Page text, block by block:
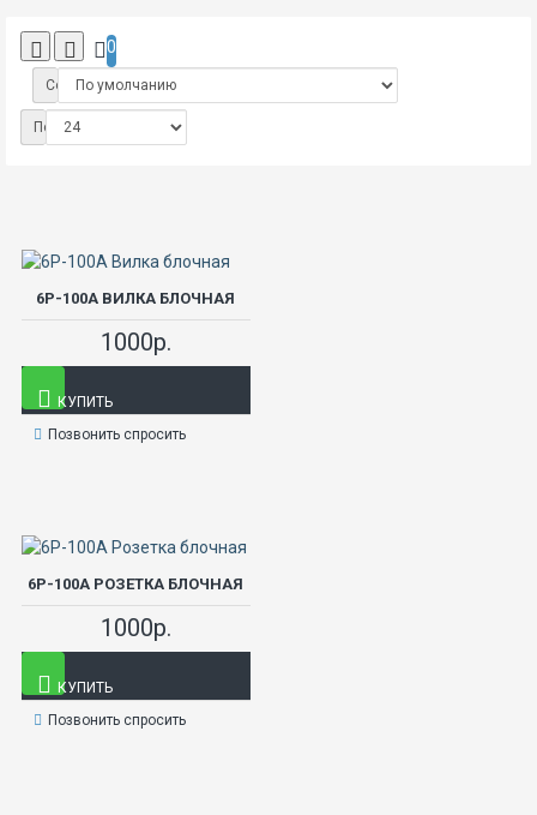
0
Сортировка:
Показать:
6Р-100А ВИЛКА БЛОЧНАЯ
1000р.
КУПИТЬ
Позвонить спросить
6Р-100А РОЗЕТКА БЛОЧНАЯ
1000р.
КУПИТЬ
Позвонить спросить